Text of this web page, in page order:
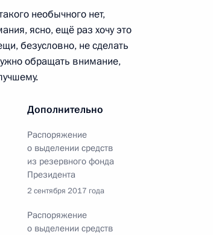
необычного нет,
ясно, ещё раз хочу это
безусловно, не сделать
обращать внимание,
Дополнительно
Распоряжение
о выделении средств
из резервного фонда
Президента
2 сентября 2017 года
Распоряжение
о выделении средств